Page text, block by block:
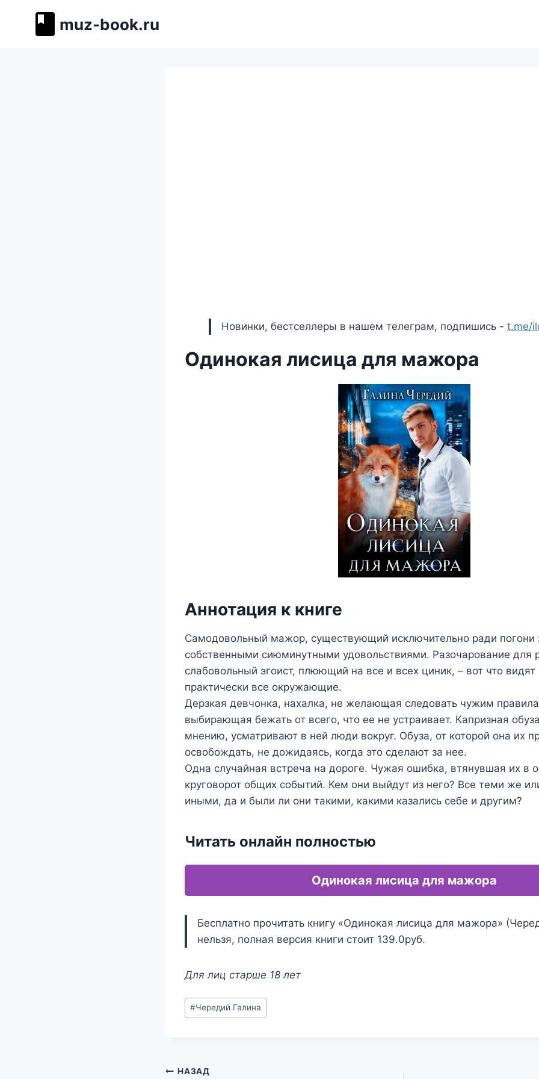
muz-book.ru
Новинки, бестселлеры в нашем телеграм, подпишись - t.me/
Одинокая лисица для мажора
Аннотация к книге
Самодовольный мажор, существующий исключительно ради погони
собственными сиюминутными удовольствиями. Разочарование для
слабовольный эгоист, плюющий на все и всех циник, – вот что
практически все окружающие.
Дерзкая девчонка, нахалка, не желающая следовать чужим
выбирающая бежать от всего, что ее не устраивает. Капризная
мнению, усматривают в ней люди вокруг. Обуза, от которой она их
освобождать, не дожидаясь, когда это сделают за нее.
Одна случайная встреча на дороге. Чужая ошибка, втянувшая их в
круговорот общих событий. Кем они выйдут из него? Все теми же
иными, да и были ли они такими, какими казались себе и другим?
Читать онлайн полностью
Одинокая лисица для мажора
Бесплатно прочитать книгу «Одинокая лисица для мажора»
нельзя, полная версия книги стоит 139.0руб.
Для лиц старше 18 лет
Метки
записи:
#Чередий Галина
НАЗАД